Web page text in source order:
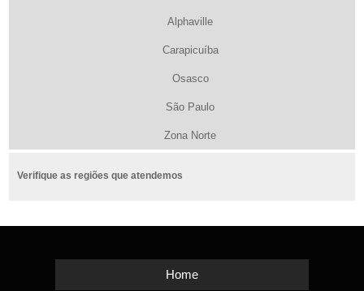
Alphaville
Carapicuíba
Osasco
São Paulo
Zona Norte
Verifique as regiões que atendemos
Home